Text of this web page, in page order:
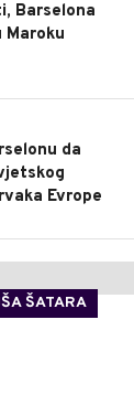
Barselona
da
Evrope
ŠATARA